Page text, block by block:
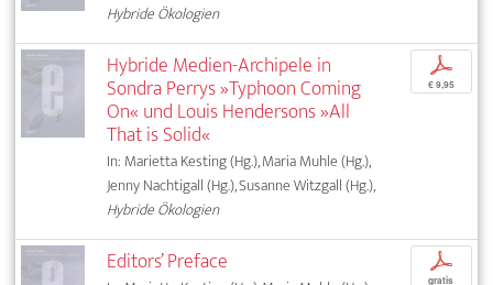
Hybride Ökologien
Hybride Medien-Archipele in
Sondra Perrys »Typhoon Coming
On« und Louis Hendersons »All
That is Solid«
In: Marietta Kesting (Hg.), Maria Muhle (Hg.),
Jenny Nachtigall (Hg.), Susanne Witzgall (Hg.),
Hybride Ökologien
p
€ 9,95
Editors’ Preface p
gratis